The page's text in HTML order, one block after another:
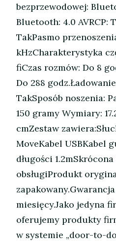
bezprzewodowej:
Bluetooth: 4.0 AVRCP:
TakPasmo
kHzCharakterystyka
fiCzas rozmów: Do 8
Do 288
TakSposób noszenia:
150 gramy Wymiary:
cmZestaw
MoveKabel USBKabel
długości
obsługiProdukt
miesięcy.Jako jedyna
oferujemy produkty
w systemie „door-to-